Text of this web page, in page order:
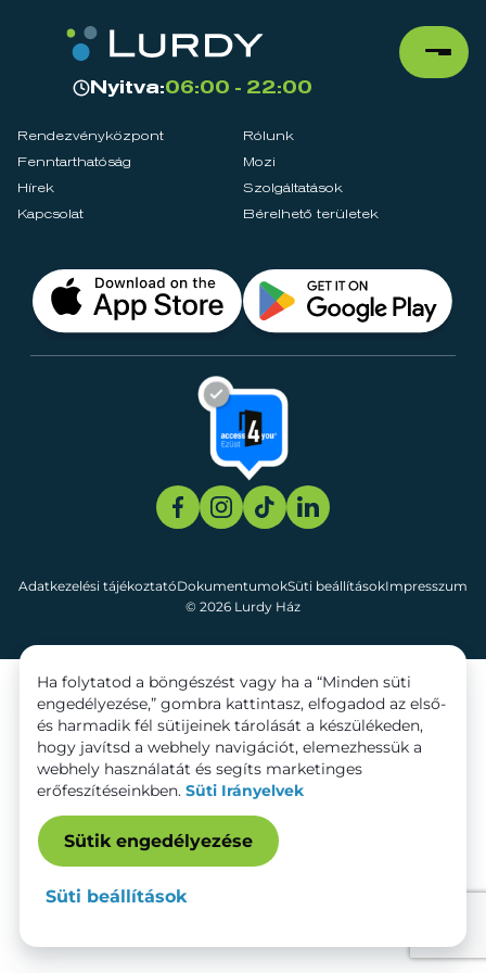
Nyitva:06:00 - 22:00
Rendezvényközpont
Rólunk
Fenntarthatóság
Mozi
Hírek
Szolgáltatások
Kapcsolat
Bérelhető területek
© 2026 Lurdy Ház
Adatkezelési tájékoztatóDokumentumokSüti beállításokImpresszum
Ha folytatod a böngészést vagy ha a “Minden süti
engedélyezése,” gombra kattintasz, elfogadod az első-
és harmadik fél sütijeinek tárolását a készülékeden,
hogy javítsd a webhely navigációt, elemezhessük a
webhely használatát és segíts marketinges
erőfeszítéseinkben. Süti Irányelvek
Sütik engedélyezése
Süti beállítások